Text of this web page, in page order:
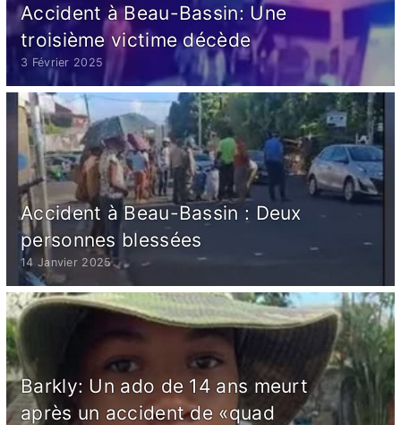
Accident à Beau-Bassin: Une
troisième victime décède
3 Février 2025
Accident à Beau-Bassin : Deux
personnes blessées
14 Janvier 2025
Barkly: Un ado de 14 ans meurt
après un accident de «quad